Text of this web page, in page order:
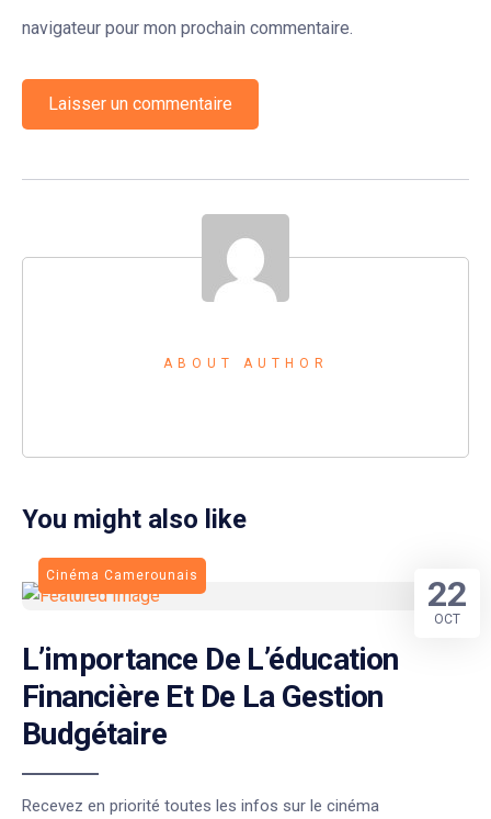
navigateur pour mon prochain commentaire.
ABOUT AUTHOR
You might also like
Cinéma Camerounais
L’importance De L’éducation
Financière Et De La Gestion
Budgétaire
Recevez en priorité toutes les infos sur le cinéma
22
OCT